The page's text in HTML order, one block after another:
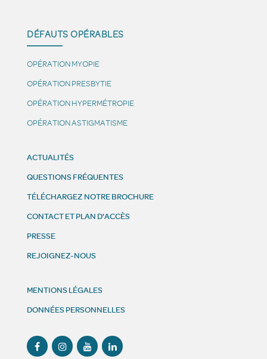
DÉFAUTS OPÉRABLES
OPÉRATION MYOPIE
OPÉRATION PRESBYTIE
OPÉRATION HYPERMÉTROPIE
OPÉRATION ASTIGMATISME
ACTUALITÉS
QUESTIONS FRÉQUENTES
TÉLÉCHARGEZ NOTRE BROCHURE
CONTACT ET PLAN D'ACCÈS
PRESSE
REJOIGNEZ-NOUS
MENTIONS LÉGALES
DONNÉES PERSONNELLES